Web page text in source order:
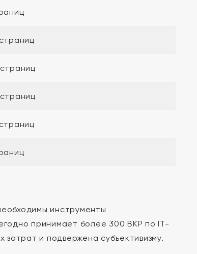
инструменты
принимает более 300 ВКР по IT-
и подвержена субъективизму.